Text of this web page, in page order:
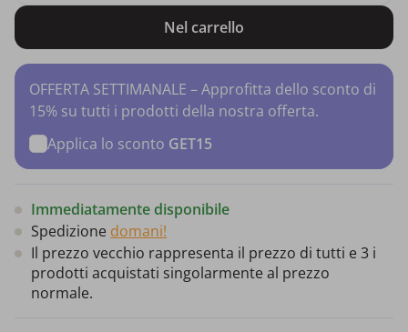
Nel carrello
OFFERTA SETTIMANALE – Approfitta dello sconto di
15% su tutti i prodotti della nostra offerta.
Applica lo sconto GET15
Immediatamente disponibile
Spedizione domani!
Il prezzo vecchio rappresenta il prezzo di tutti e 3 i
prodotti acquistati singolarmente al prezzo
normale.